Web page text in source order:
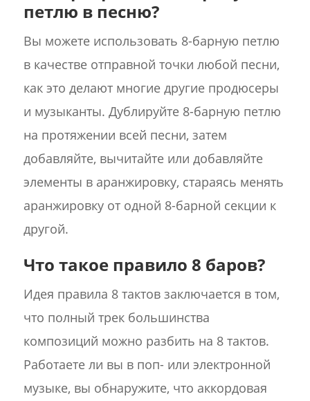
петлю в песню?
Вы можете использовать 8-барную петлю
в качестве отправной точки любой песни,
как это делают многие другие продюсеры
и музыканты. Дублируйте 8-барную петлю
на протяжении всей песни, затем
добавляйте, вычитайте или добавляйте
элементы в аранжировку, стараясь менять
аранжировку от одной 8-барной секции к
другой.
Что такое правило 8 баров?
Идея правила 8 тактов заключается в том,
что полный трек большинства
композиций можно разбить на 8 тактов.
Работаете ли вы в поп- или электронной
музыке, вы обнаружите, что аккордовая